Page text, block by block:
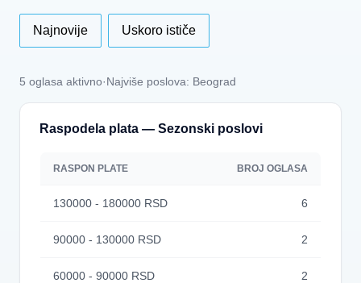
Najnovije Uskoro ističe
5 oglasa aktivno·Najviše poslova: Beograd
Raspodela plata — Sezonski poslovi
RASPON PLATE BROJ OGLASA
130000 - 180000 RSD 6
90000 - 130000 RSD 2
60000 - 90000 RSD 2